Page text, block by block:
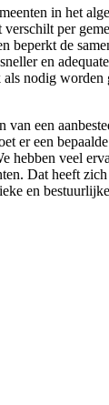
in het
per
beperkt de
en
nodig
een
er een
veel
Dat heeft
en